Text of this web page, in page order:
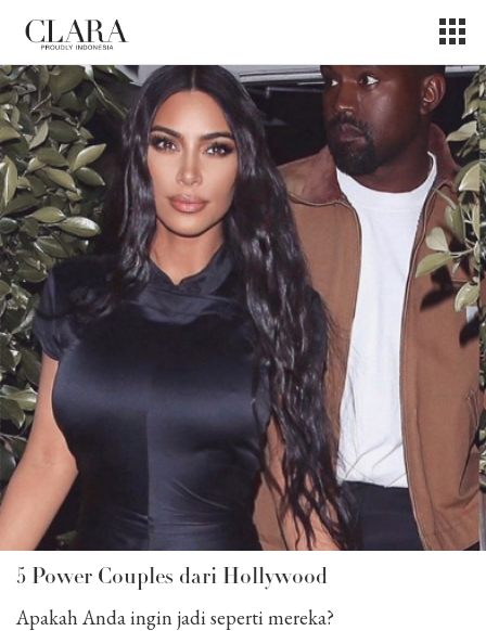
5 Power Couples dari Hollywood
Apakah Anda ingin jadi seperti mereka?